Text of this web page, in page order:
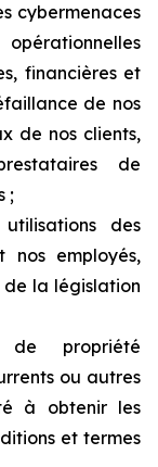
cybermenaces
financières et
de nos
de nos clients,
de
;
utilisations
des
nos employés,
la législation
de propriété
ou autres
à obtenir les
et termes